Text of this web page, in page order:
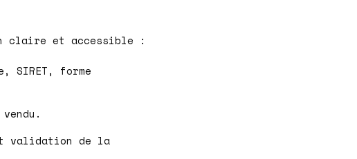
claire et accessible :
SIRET, forme
validation de la